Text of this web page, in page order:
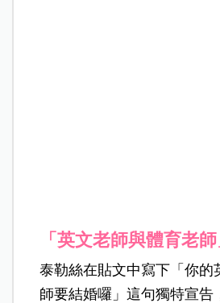
「英文老師與體育老
泰勒絲在貼文中寫下「你的
師要結婚囉」這句獨特宣告